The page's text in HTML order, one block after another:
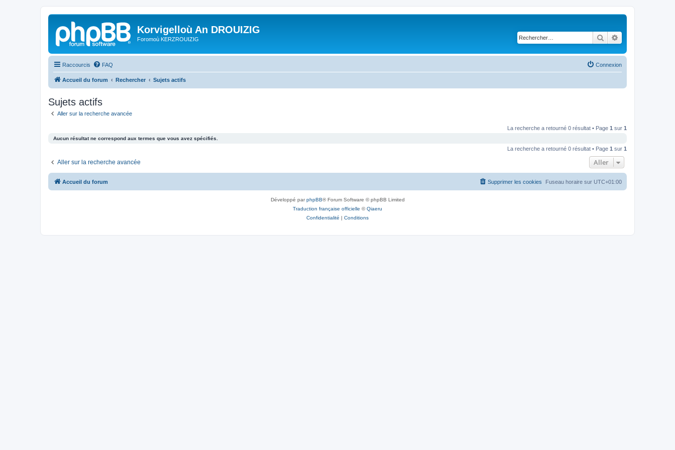
Korvigelloù An DROUIZIG
Foromoù KERZROUIZIG Rechercher
Raccourcis FAQ Connexion
Accueil du forum Rechercher Sujets actifs
Sujets actifs
Aller sur la recherche avancée
La recherche a retourné 0 résultat • Page 1 sur 1
Aucun résultat ne correspond aux termes que vous avez spécifiés.
La recherche a retourné 0 résultat • Page 1 sur 1
Aller sur la recherche avancée Aller
Accueil du forum Fuseau horaire sur UTC+01:00
Supprimer les cookies
Développé parphpBB® Forum Software © phpBB Limited
Traduction française officielle ©Qiaeru
Confidentialité | Conditions